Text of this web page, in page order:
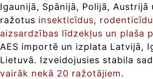
Igaunijā, Spānijā, Polijā,
ražotus insekticīdus,
aizsardzības līdzekļus un plaša
AES importē un izplata Latvijā,
Lietuvā. Izveidojusies stabila
vairāk nekā 20 ražotājiem.